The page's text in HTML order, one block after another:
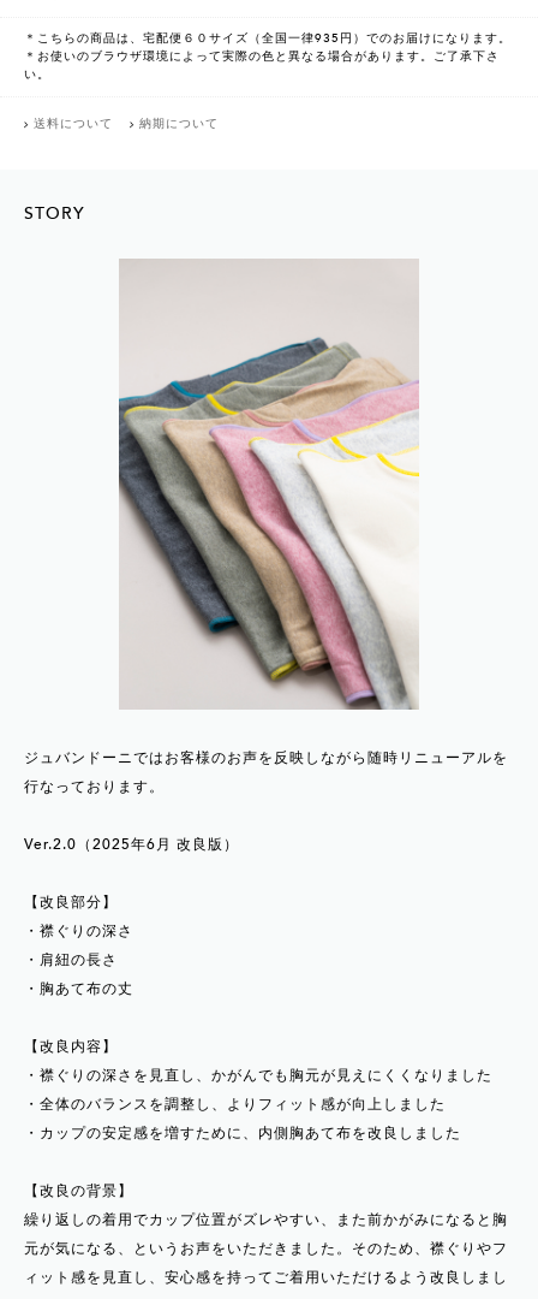
＊こちらの商品は、宅配便６０サイズ（全国一律935円）でのお届けになります。
＊お使いのブラウザ環境によって実際の色と異なる場合があります。ご了承下さ
い。
送料について 納期について
STORY
ジュバンドーニではお客様のお声を反映しながら随時リニューアルを
行なっております。
Ver.2.0（2025年6月 改良版）
【改良部分】
・襟ぐりの深さ
・肩紐の長さ
・胸あて布の丈
【改良内容】
・襟ぐりの深さを見直し、かがんでも胸元が見えにくくなりました
・全体のバランスを調整し、よりフィット感が向上しました
・カップの安定感を増すために、内側胸あて布を改良しました
【改良の背景】
繰り返しの着用でカップ位置がズレやすい、また前かがみになると胸
元が気になる、というお声をいただきました。そのため、襟ぐりやフ
ィット感を見直し、安心感を持ってご着用いただけるよう改良しまし